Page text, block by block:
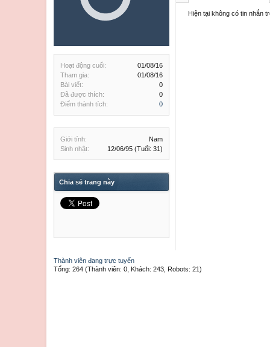
Hoạt động cuối:
01/08/16
Tham gia:
01/08/16
Bài viết:
0
Đã được thích:
0
Điểm thành tích:
0
Giới tính:
Nam
Sinh nhật:
12/06/95 (Tuổi: 31)
Chia sẻ trang này
Hiện tại không có tin nhắn
Thành viên đang trực tuyến
Tổng: 264 (Thành viên: 0, Khách: 243, Robots: 21)